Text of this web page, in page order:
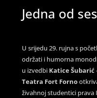
Jedna od
U srijedu 29. rujna s
održati i humorna
u izvedbi Katice Šubarić
Teatra Fort Forno
živahnoj studentici prava